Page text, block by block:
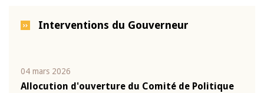
Interventions du Gouverneur
04 mars 2026
Allocution d'ouverture du Comité de Politique